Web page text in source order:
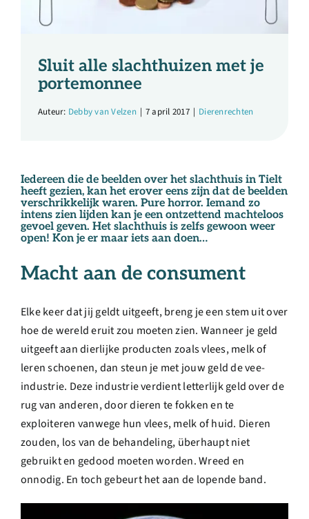
Over ons
Shop
English
Sluit alle slachthuizen met je
portemonnee
Auteur: Debby van Velzen | 7 april 2017 | Dierenrechten
Iedereen die de beelden over het slachthuis in Tielt
heeft gezien, kan het erover eens zijn dat de beelden
verschrikkelijk waren. Pure horror. Iemand zo
intens zien lijden kan je een ontzettend machteloos
gevoel geven. Het slachthuis is zelfs gewoon weer
open! Kon je er maar iets aan doen…
Macht aan de consument
Elke keer dat jij geldt uitgeeft, breng je een stem uit over
hoe de wereld eruit zou moeten zien. Wanneer je geld
uitgeeft aan dierlijke producten zoals vlees, melk of
leren schoenen, dan steun je met jouw geld de vee-
industrie. Deze industrie verdient letterlijk geld over de
rug van anderen, door dieren te fokken en te
exploiteren vanwege hun vlees, melk of huid. Dieren
zouden, los van de behandeling, überhaupt niet
gebruikt en gedood moeten worden. Wreed en
onnodig. En toch gebeurt het aan de lopende band.